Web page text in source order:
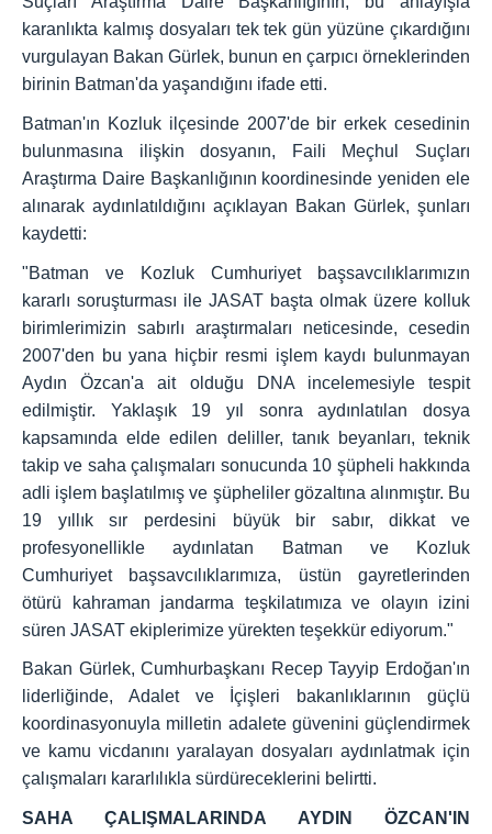
karanlıkta kalmış dosyaları tek tek gün yüzüne çıkardığını
vurgulayan Bakan Gürlek, bunun en çarpıcı örneklerinden
birinin Batman'da yaşandığını ifade etti.
Batman'ın Kozluk ilçesinde 2007'de bir erkek cesedinin
bulunmasına ilişkin dosyanın, Faili Meçhul Suçları
Araştırma Daire Başkanlığının koordinesinde yeniden ele
alınarak aydınlatıldığını açıklayan Bakan Gürlek, şunları
kaydetti:
"Batman ve Kozluk Cumhuriyet başsavcılıklarımızın
kararlı soruşturması ile JASAT başta olmak üzere kolluk
birimlerimizin sabırlı araştırmaları neticesinde, cesedin
2007'den bu yana hiçbir resmi işlem kaydı bulunmayan
Aydın Özcan'a ait olduğu DNA incelemesiyle tespit
edilmiştir. Yaklaşık 19 yıl sonra aydınlatılan dosya
kapsamında elde edilen deliller, tanık beyanları, teknik
takip ve saha çalışmaları sonucunda 10 şüpheli hakkında
adli işlem başlatılmış ve şüpheliler gözaltına alınmıştır. Bu
19 yıllık sır perdesini büyük bir sabır, dikkat ve
profesyonellikle aydınlatan Batman ve Kozluk
Cumhuriyet başsavcılıklarımıza, üstün gayretlerinden
ötürü kahraman jandarma teşkilatımıza ve olayın izini
süren JASAT ekiplerimize yürekten teşekkür ediyorum."
Bakan Gürlek, Cumhurbaşkanı Recep Tayyip Erdoğan'ın
liderliğinde, Adalet ve İçişleri bakanlıklarının güçlü
koordinasyonuyla milletin adalete güvenini güçlendirmek
ve kamu vicdanını yaralayan dosyaları aydınlatmak için
çalışmaları kararlılıkla sürdüreceklerini belirtti.
SAHA ÇALIŞMALARINDA AYDIN ÖZCAN'IN